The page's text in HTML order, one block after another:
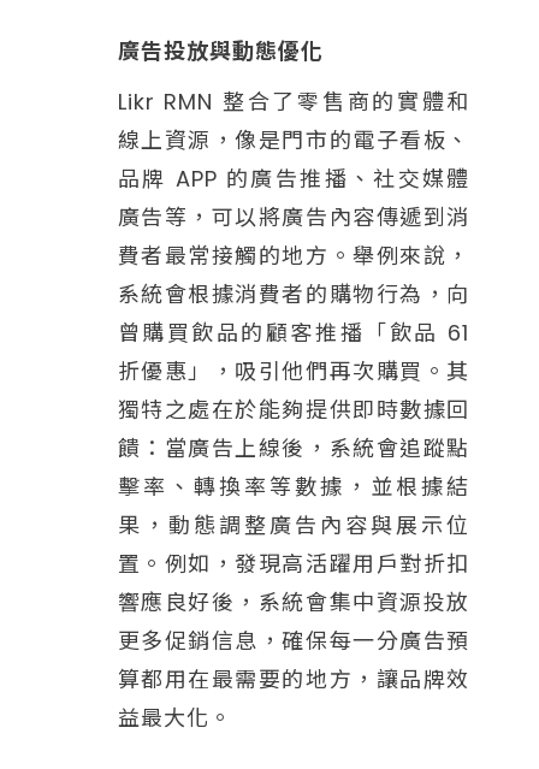
廣告投放與動態優化
Likr RMN 整合了零售商的實體和
線上資源，像是門市的電子看板、
品牌 APP 的廣告推播、社交媒體
廣告等，可以將廣告內容傳遞到消
費者最常接觸的地方。舉例來說，
系統會根據消費者的購物行為，向
曾購買飲品的顧客推播「飲品 61
折優惠」，吸引他們再次購買。其
獨特之處在於能夠提供即時數據回
饋：當廣告上線後，系統會追蹤點
擊率、轉換率等數據，並根據結
果，動態調整廣告內容與展示位
置。例如，發現高活躍用戶對折扣
響應良好後，系統會集中資源投放
更多促銷信息，確保每一分廣告預
算都用在最需要的地方，讓品牌效
益最大化。